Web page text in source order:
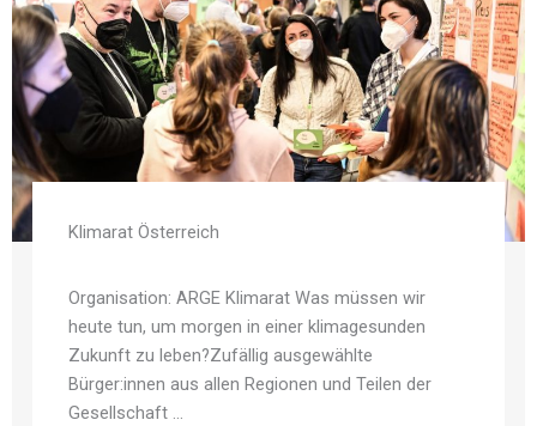
Klimarat Österreich
Organisation: ARGE Klimarat Was müssen wir
heute tun, um morgen in einer klimagesunden
Zukunft zu leben?Zufällig ausgewählte
Bürger:innen aus allen Regionen und Teilen der
Gesellschaft ...